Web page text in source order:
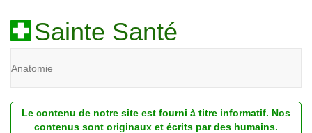
Sainte Santé
Anatomie
Diagnostic
Le contenu de notre site est fourni à titre informatif. Nos
contenus sont originaux et écrits par des humains.